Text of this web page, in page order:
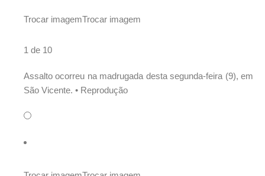
Trocar imagemTrocar imagem
1 de 10
Assalto ocorreu na madrugada desta segunda-feira (9), em
São Vicente. • Reprodução